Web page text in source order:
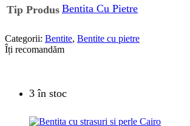
Tip Produs Bentita Cu Pietre
Categorii: Bentite, Bentite cu pietre
Îți recomandăm
3 în stoc